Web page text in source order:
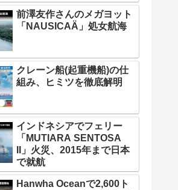
前澤友作さんのメガヨット
「NAUSICAÄ」処女航海
クレーン船(起重機船)の仕
組み、ヒミツを徹底解明
インドネシアでフェリー
「MUTIARA SENTOSA
II」火災、2015年まで日本
で就航
Hanwha Oceanで2,600ト